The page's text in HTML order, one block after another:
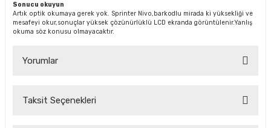
Sonucu okuyun
Artık optik okumaya gerek yok. Sprinter Nivo,barkodlu mirada ki yüksekliği ve
mesafeyi okur,sonuçlar yüksek çözünürlüklü LCD ekranda görüntülenir.Yanlış
okuma söz konusu olmayacaktır.
Yorumlar
Taksit Seçenekleri